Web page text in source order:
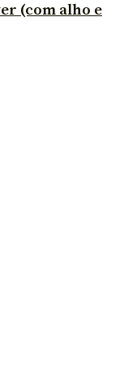
(com alho e